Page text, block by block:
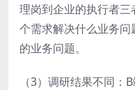
理岗到企业的执行者
个需求解决什么业务
的业务问题。
（3）调研结果不同：